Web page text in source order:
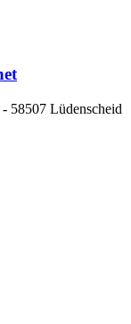
58507 Lüdenscheid